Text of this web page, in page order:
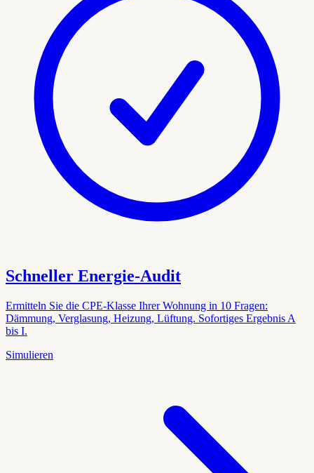
Schneller Energie-Audit
Ermitteln Sie die CPE-Klasse Ihrer Wohnung in 10 Fragen:
Dämmung, Verglasung, Heizung, Lüftung. Sofortiges Ergebnis A
bis I.
Simulieren